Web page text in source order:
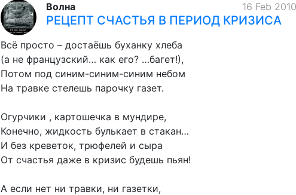
16 Feb
Волна
РЕЦЕПТ СЧАСТЬЯ В ПЕРИОД КРИЗИСА
Всё просто – достаёшь буханку хлеба
(а не французский… как его? …багет!),
Потом под синим-синим-синим небом
На травке стелешь парочку газет.
Огурчики , картошечка в мундире,
Конечно, жидкость булькает в стакан…
И без креветок, трюфелей и сыра
От счастья даже в кризис будешь пьян!
А если нет ни травки, ни газетки,